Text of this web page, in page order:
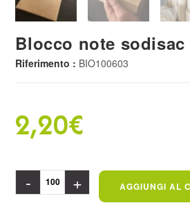
Blocco note sodisac
Riferimento : BIO100603
2,20€
- + AGGIUNGI AL